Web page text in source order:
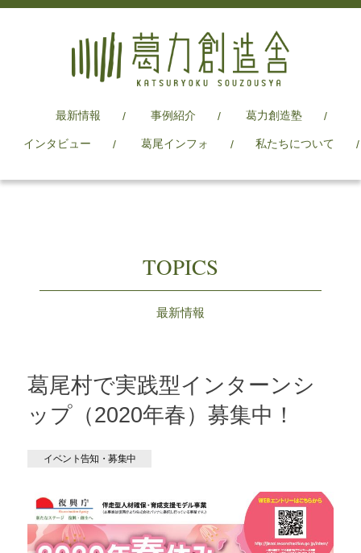
最新情報 事例紹介 葛力創造塾
インタビュー 葛尾インフォ 私たちについて
TOPICS
最新情報
葛尾村で実践型インターンシ
ップ（2020年春）募集中！
イベント告知・募集中